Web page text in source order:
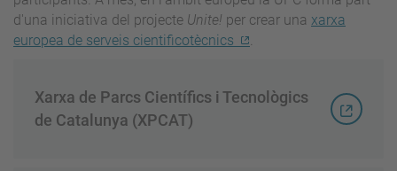
d'una iniciativa del projecte Unite! per crear una xarxa
europea de serveis cientificotècnics
.
Xarxa de Parcs Científics i Tecnològics
de Catalunya (XPCAT)